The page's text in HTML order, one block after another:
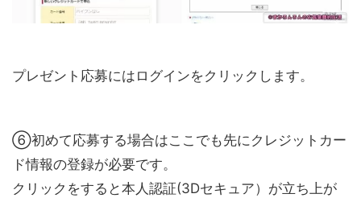
プレゼント応募にはログインをクリックします。
⑥初めて応募する場合はここでも先にクレジットカー
ド情報の登録が必要です。
クリックをすると本人認証(3Dセキュア）が立ち上が